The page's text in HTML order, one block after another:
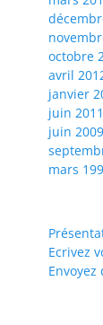
octobre
avril
janvier
juin 2011
juin 2009
mars
Ecrivez
Envoyez